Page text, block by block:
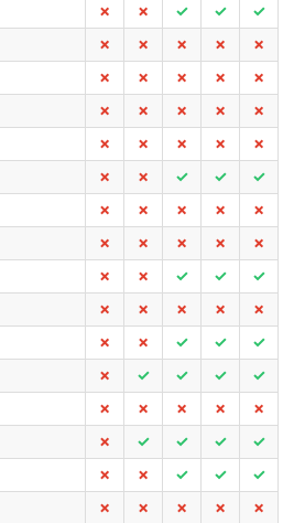
✗ ✗ ✓ ✓
✓
✗ ✗ ✗ ✗
✗
✗ ✗ ✗ ✗
✗
✗ ✗ ✗ ✗
✗
✗ ✗ ✗ ✗
✗
✗ ✗ ✓ ✓
✓
✗ ✗ ✗ ✗
✗
✗ ✗ ✗ ✗
✗
✗ ✗ ✓ ✓
✓
✗ ✗ ✗ ✗
✗
✗ ✗ ✓ ✓
✓
✗ ✓ ✓ ✓
✓
✗ ✗ ✗ ✗
✗
✗ ✓ ✓ ✓
✓
✗ ✗ ✓ ✓
✓
✗ ✗ ✗ ✗
✗